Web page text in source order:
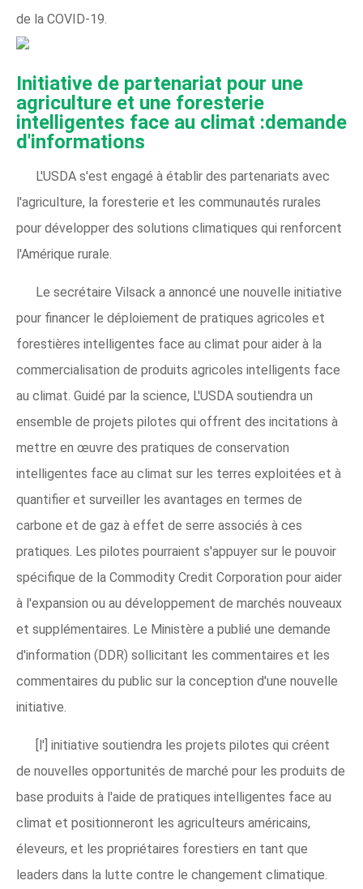
de la COVID-19.
Initiative de partenariat pour une
agriculture et une foresterie
intelligentes face au climat :demande
d'informations
L'USDA s'est engagé à établir des partenariats avec
l'agriculture, la foresterie et les communautés rurales
pour développer des solutions climatiques qui renforcent
l'Amérique rurale.
Le secrétaire Vilsack a annoncé une nouvelle initiative
pour financer le déploiement de pratiques agricoles et
forestières intelligentes face au climat pour aider à la
commercialisation de produits agricoles intelligents face
au climat. Guidé par la science, L'USDA soutiendra un
ensemble de projets pilotes qui offrent des incitations à
mettre en œuvre des pratiques de conservation
intelligentes face au climat sur les terres exploitées et à
quantifier et surveiller les avantages en termes de
carbone et de gaz à effet de serre associés à ces
pratiques. Les pilotes pourraient s'appuyer sur le pouvoir
spécifique de la Commodity Credit Corporation pour aider
à l'expansion ou au développement de marchés nouveaux
et supplémentaires. Le Ministère a publié une demande
d'information (DDR) sollicitant les commentaires et les
commentaires du public sur la conception d'une nouvelle
initiative.
[l'] initiative soutiendra les projets pilotes qui créent
de nouvelles opportunités de marché pour les produits de
base produits à l'aide de pratiques intelligentes face au
climat et positionneront les agriculteurs américains,
éleveurs, et les propriétaires forestiers en tant que
leaders dans la lutte contre le changement climatique.